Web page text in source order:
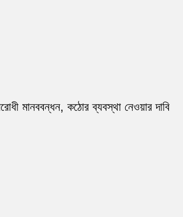
মানববন্ধন, কঠোর ব্যবস্থা নেওয়ার দাবি